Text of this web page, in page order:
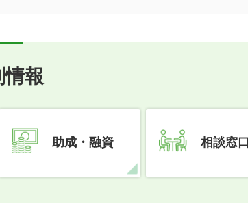
情報
助成・融資 相談窓